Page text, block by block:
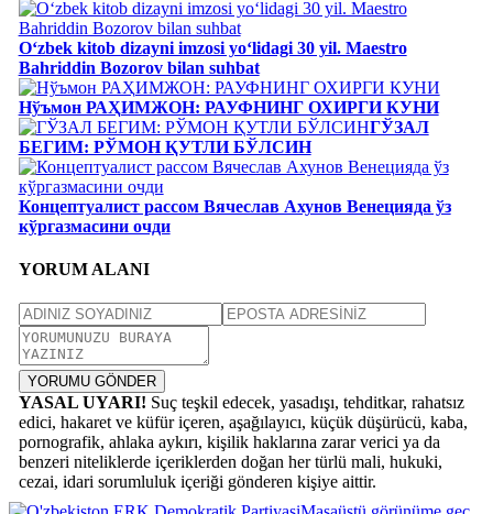
Oʻzbek kitob dizayni imzosi yoʻlidagi 30 yil. Maestro
Bahriddin Bozorov bilan suhbat
Нўъмон РАҲИМЖОН: РАУФНИНГ ОХИРГИ КУНИ
ГЎЗАЛ
БЕГИМ: РЎМОН ҚУТЛИ БЎЛСИН
Концептуалист рассом Вячеслав Ахунов Венецияда ўз
кўргазмасини очди
YORUM ALANI
YORUMU GÖNDER
YASAL UYARI! Suç teşkil edecek, yasadışı, tehditkar, rahatsız
edici, hakaret ve küfür içeren, aşağılayıcı, küçük düşürücü, kaba,
pornografik, ahlaka aykırı, kişilik haklarına zarar verici ya da
benzeri niteliklerde içeriklerden doğan her türlü mali, hukuki,
cezai, idari sorumluluk içeriği gönderen kişiye aittir.